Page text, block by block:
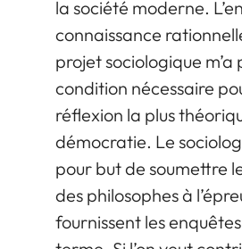
la société moderne.
connaissance
projet sociologique m’a
condition nécessaire
réflexion la plus
démocratie. Le
pour but de soumettre
des philosophes à
fournissent les